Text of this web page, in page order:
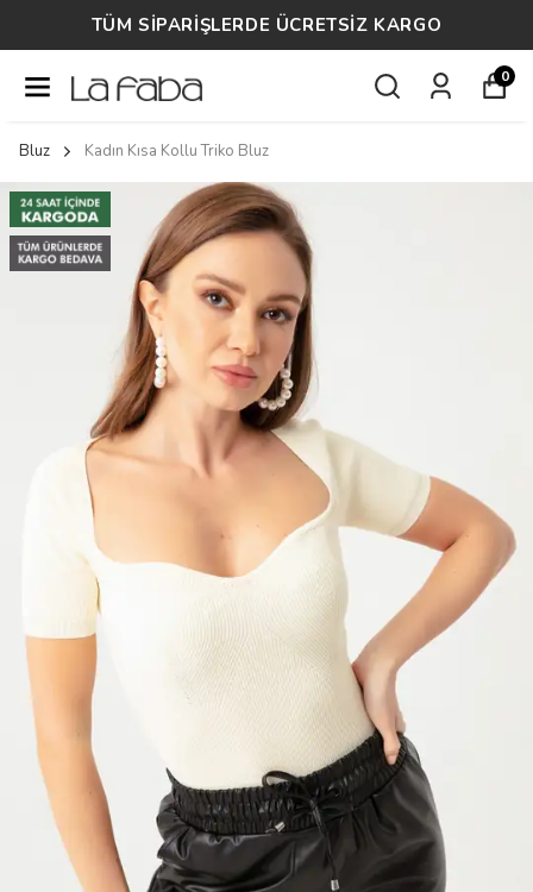
TÜM SİPARİŞLERDE ÜCRETSİZ KARGO
0
Bluz Kadın Kısa Kollu Triko Bluz